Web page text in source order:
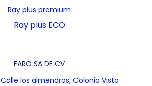
Ray plus premium
Ray plus ECO
FARO SA DE CV
Calle los almendros, Colonia Vista